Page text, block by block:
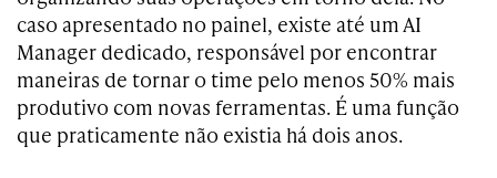
caso apresentado no painel, existe até um AI
Manager dedicado, responsável por encontrar
maneiras de tornar o time pelo menos 50% mais
produtivo com novas ferramentas. É uma função
que praticamente não existia há dois anos.